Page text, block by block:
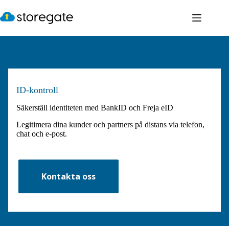
till
innehåll
ID-kontroll
Säkerställ identiteten med BankID och Freja eID
Legitimera dina kunder och partners på distans via telefon,
chat och e-post.
Kontakta oss